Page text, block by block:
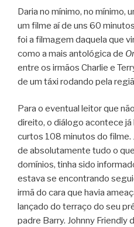
Daria no mínimo, no mínimo,
um filme aí de uns 60
foi a filmagem daquela que
como a mais antológica de
entre os irmãos Charlie e
de um táxi rodando pela
Para o eventual leitor que
direito, o diálogo acontece
curtos 108 minutos do filme.
de absolutamente tudo o
domínios, tinha sido
estava se encontrando
irmã do cara que havia
lançado do terraço do seu
padre Barry. Johnny Friendly